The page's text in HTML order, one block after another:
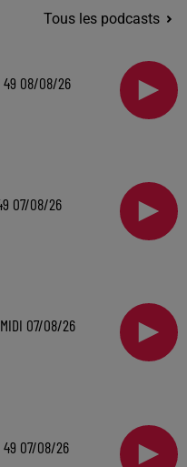
Tous les podcasts
49 08/08/26
07/08/26
07/08/26
49 07/08/26